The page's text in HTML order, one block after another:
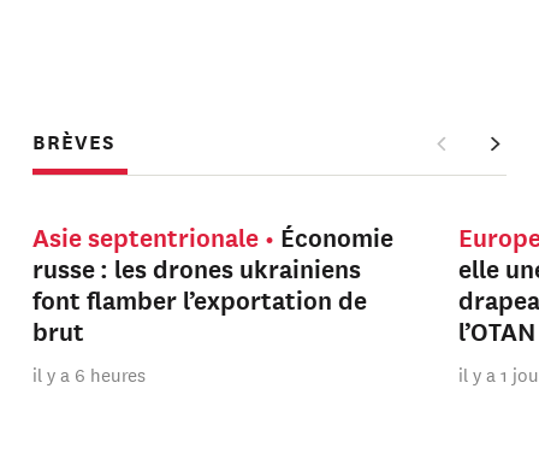
BRÈVES
Asie septentrionale
Économie
russe : les drones ukrainiens
font flamber l’exportation de
brut
il y a 6 heures
elle
il y a 1